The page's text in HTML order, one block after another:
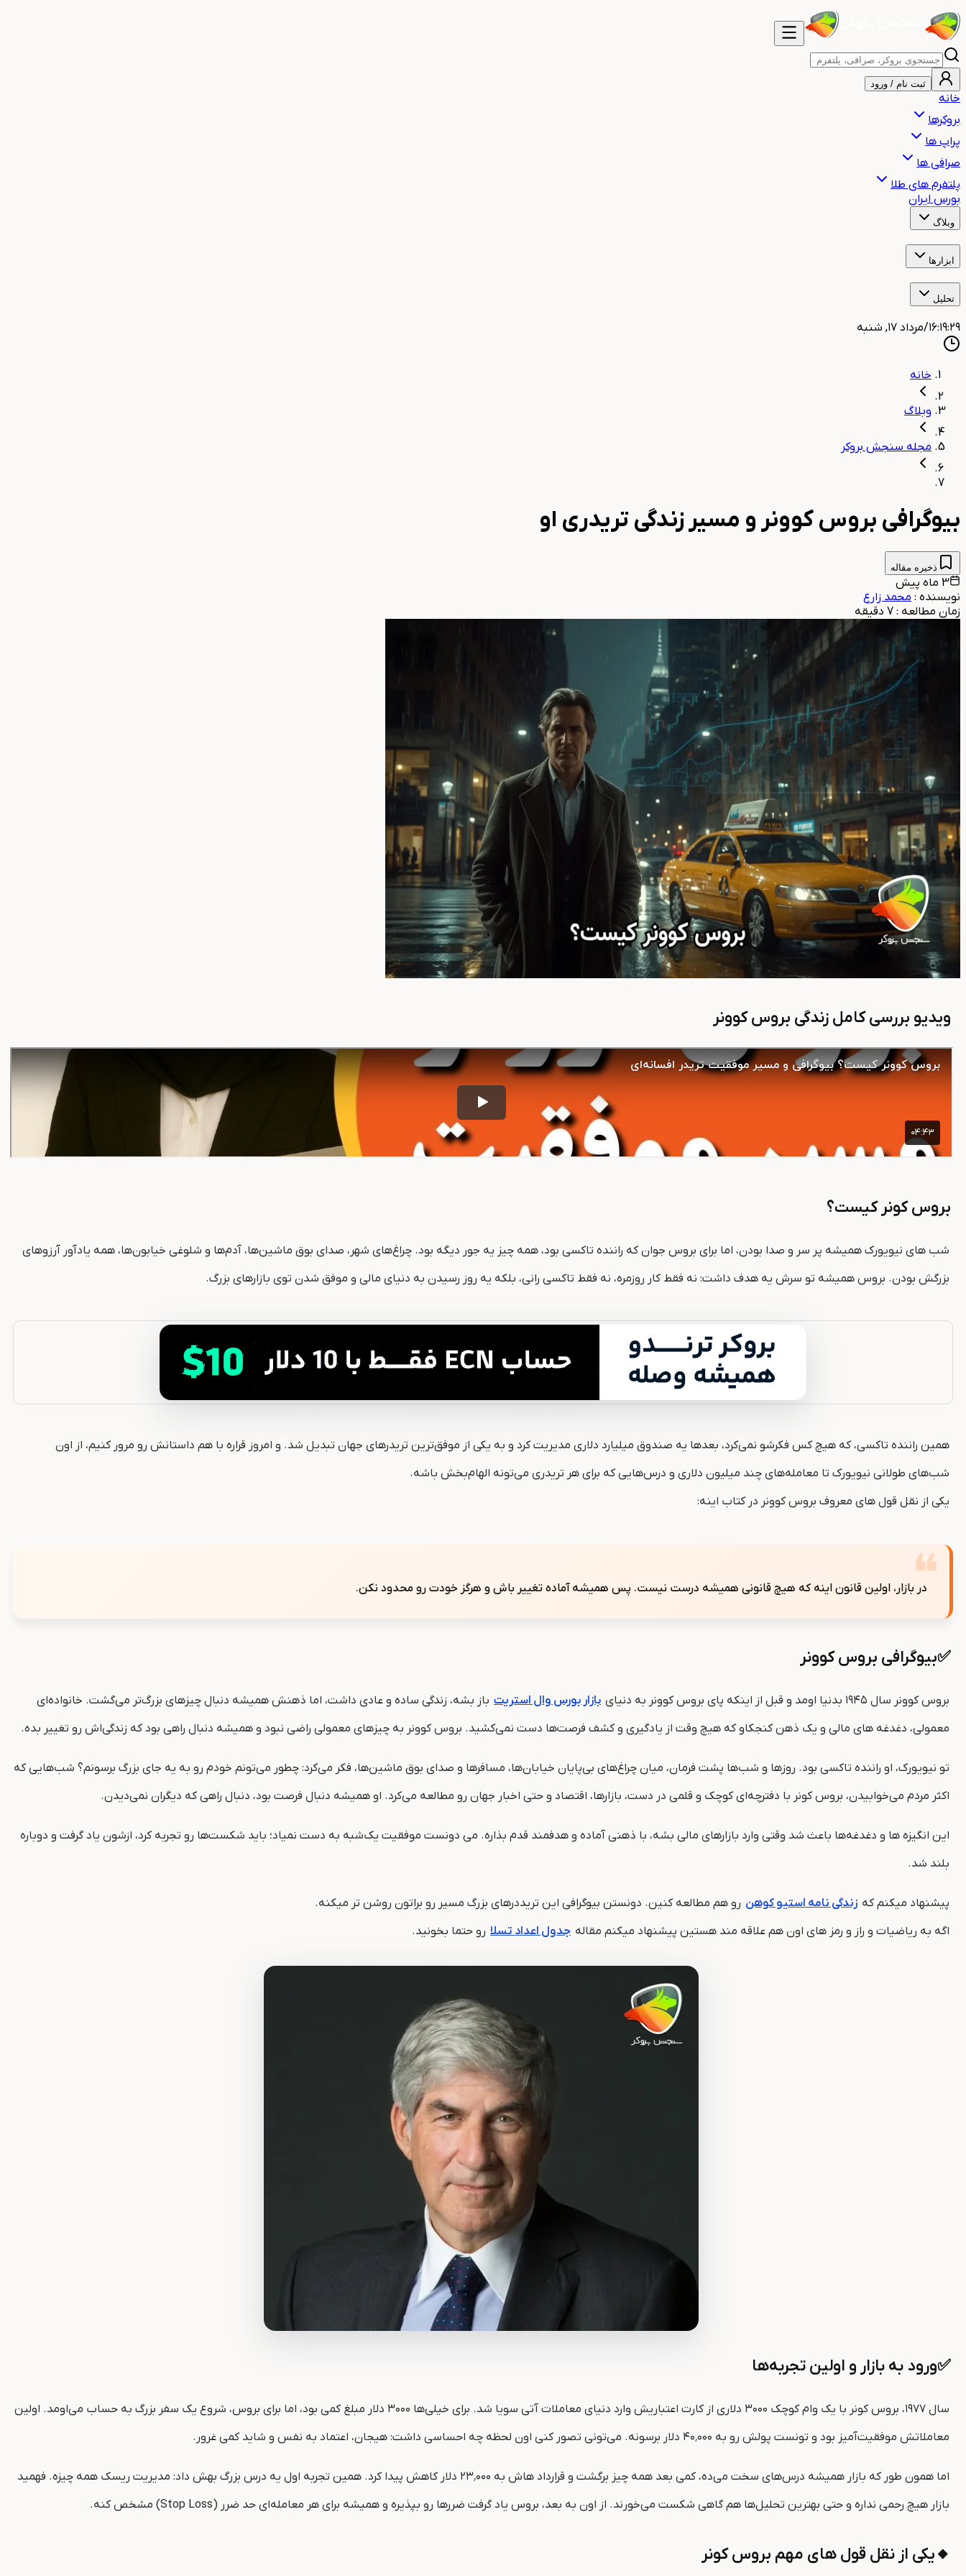
ثبت نام / ورود
خانه
بروکرها
پراپ ها
صرافی ها
پلتفرم های طلا
بورس ایران
وبلاگ
آموزشاخبارهشدار
ابزارها
ساعت بازارهای مالی جهان
تحلیل
تحلیل تکنیکال طلا
۱۶:۱۹:۳۰/مرداد ۱۷, شنبه
خانه
وبلاگ
مجله سنجش بروکر
بیوگرافی بروس کوونر و مسیر زندگی تریدری او
ذخیره مقاله
3 ماه پیش
نویسنده : محمد زارع
زمان مطالعه :
7 دقیقه
ویدیو بررسی کامل زندگی بروس کوونر
بروس کونر کیست؟
شب‌ های نیویورک همیشه پر سر و صدا بودن، اما برای بروس جوان که راننده تاکسی بود، همه چیز یه جور دیگه بود. چراغ‌های شهر، صدای بوق ماشین‌ها، آدم‌ها و شلوغی خیابون‌ها، همه یادآور آرزوهای
بزرگش بودن. بروس همیشه تو سرش یه هدف داشت: نه فقط کار روزمره، نه فقط تاکسی ‌رانی، بلکه یه روز رسیدن به دنیای مالی و موفق شدن توی بازارهای بزرگ.
همین راننده تاکسی، که هیچ کس فکرشو نمی‌کرد، بعدها یه صندوق میلیارد دلاری مدیریت کرد و به یکی از موفق‌ترین تریدرهای جهان تبدیل شد. و امروز قراره با هم داستانش رو مرور کنیم، از اون
شب‌های طولانی نیویورک تا معامله‌های چند میلیون دلاری و درس‌هایی که برای هر تریدری می‌تونه الهام‌بخش باشه.
یکی از نقل‌ قول ‌های معروف بروس کوونر در کتاب اینه:
در بازار، اولین قانون اینه که هیچ قانونی همیشه درست نیست. پس همیشه آماده تغییر باش و هرگز خودت رو محدود نکن.
✅بیوگرافی بروس کوونر
بروس کوونر سال ۱۹۴۵ بدنیا اومد و قبل از اینکه پای بروس کوونر به دنیای بازار بورس وال استریت باز بشه، زندگی ساده و عادی داشت، اما ذهنش همیشه دنبال چیزهای بزرگ‌تر می‌گشت. خانواده‌ای
معمولی، دغدغه‌ های مالی و یک ذهن کنجکاو که هیچ وقت از یادگیری و کشف فرصت‌ها دست نمی‌کشید. بروس کوونر به چیزهای معمولی راضی نبود و همیشه دنبال راهی بود که زندگی‌اش رو تغییر بده.
تو نیویورک، او راننده تاکسی بود. روزها و شب‌ها پشت فرمان، میان چراغ‌های بی‌پایان خیابان‌ها، مسافرها و صدای بوق ماشین‌ها، فکر می‌کرد: چطور می‌تونم خودم رو به یه جای بزرگ برسونم؟ شب‌هایی که
اکثر مردم می‌خوابیدن، بروس کونر با دفترچه‌ای کوچک و قلمی در دست، بازارها، اقتصاد و حتی اخبار جهان رو مطالعه می‌کرد. او همیشه دنبال فرصت بود، دنبال راهی که دیگران نمی‌دیدن.
این انگیزه ‌ها و دغدغه‌ها باعث شد وقتی وارد بازارهای مالی بشه، با ذهنی آماده و هدفمند قدم بذاره. می ‌دونست موفقیت یک‌شبه به دست نمیاد؛ باید شکست‌ها رو تجربه کرد، ازشون یاد گرفت و دوباره
بلند شد.
پیشنهاد میکنم که زندگی نامه استیو کوهن رو هم مطالعه کنین. دونستن بیوگرافی این تریددرهای بزرگ مسیر رو براتون روشن تر میکنه.
اگه به ریاضیات و راز و رمز های اون هم علاقه مند هستین پیشنهاد میکنم مقاله جدول اعداد تسلا رو حتما بخونید.
✅ورود به بازار و اولین تجربه‌ها
سال ۱۹۷۷، بروس کونر با یک وام کوچک ۳۰۰۰ دلاری از کارت اعتباریش وارد دنیای معاملات آتی سویا شد. برای خیلی‌ها ۳۰۰۰ دلار مبلغ کمی بود، اما برای بروس، شروع یک سفر بزرگ به حساب می‌اومد. اولین
معاملاتش موفقیت‌آمیز بود و تونست پولش رو به ۴۰٬۰۰۰ دلار برسونه. می‌تونی تصور کنی اون لحظه چه احساسی داشت: هیجان، اعتماد به نفس و شاید کمی غرور.
اما همون‌ طور که بازار همیشه درس‌های سخت می‌ده، کمی بعد همه چیز برگشت و قرارداد هاش به ۲۳٬۰۰۰ دلار کاهش پیدا کرد. همین تجربه اول یه درس بزرگ بهش داد: مدیریت ریسک همه چیزه. فهمید
بازار هیچ رحمی نداره و حتی بهترین تحلیل‌ها هم گاهی شکست می‌خورند. از اون به بعد، بروس یاد گرفت ضررها رو بپذیره و همیشه برای هر معامله‌ای حد ضرر (Stop Loss) مشخص کنه.
🔸یکی از نقل قول های مهم بروس کونر